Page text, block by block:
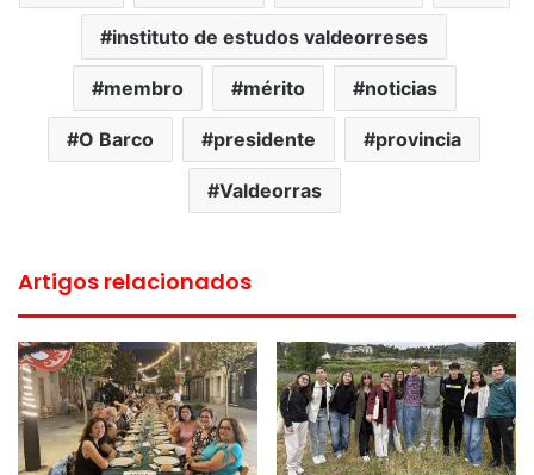
instituto de estudos valdeorreses
membro mérito noticias
O Barco presidente provincia
Valdeorras
Artigos relacionados